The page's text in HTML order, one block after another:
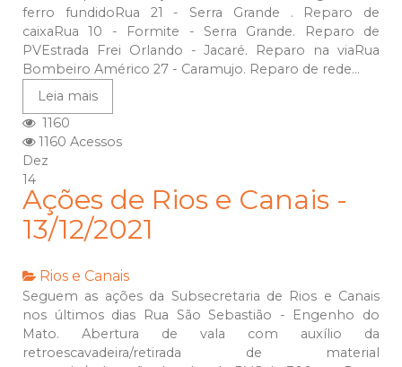
ferro fundidoRua 21 - Serra Grande . Reparo de
caixaRua 10 - Formite - Serra Grande. Reparo de
PVEstrada Frei Orlando - Jacaré. Reparo na viaRua
Bombeiro Américo 27 - Caramujo. Reparo de rede...
Leia mais
1160
1160 Acessos
Dez
14
Ações de Rios e Canais -
13/12/2021
Rios e Canais
Seguem as ações da Subsecretaria de Rios e Canais
nos últimos dias Rua São Sebastião - Engenho do
Mato. Abertura de vala com auxílio da
retroescavadeira/retirada de material